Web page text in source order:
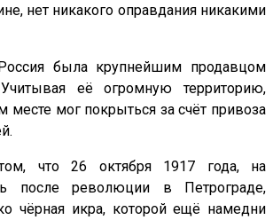
нет никакого оправдания никакими
была крупнейшим продавцом
её огромную территорию,
месте мог покрыться за счёт привоза
что 26 октября 1917 года, на
после революции в Петрограде,
чёрная икра, которой ещё намедни